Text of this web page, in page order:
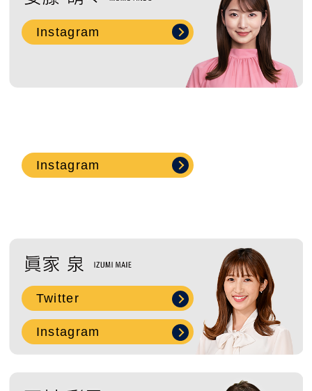
Instagram
Instagram
Twitter
Instagram